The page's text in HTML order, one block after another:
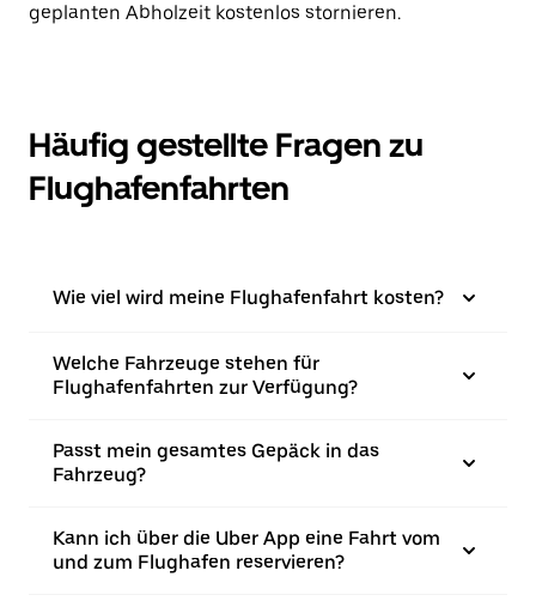
geplanten Abholzeit kostenlos stornieren.
Häufig gestellte Fragen zu
Flughafenfahrten
Wie viel wird meine Flughafenfahrt kosten?
Welche Fahrzeuge stehen für
Flughafenfahrten zur Verfügung?
Passt mein gesamtes Gepäck in das
Fahrzeug?
Kann ich über die Uber App eine Fahrt vom
und zum Flughafen reservieren?